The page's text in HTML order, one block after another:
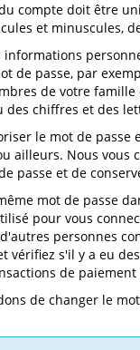
compte doit être
et minuscules,
informations
de passe, par
de votre
des chiffres et des
le mot de
ailleurs. Nous vous
passe et de
mot de passe
pour vous
personnes
vérifiez s'il y a eu
de
de changer le